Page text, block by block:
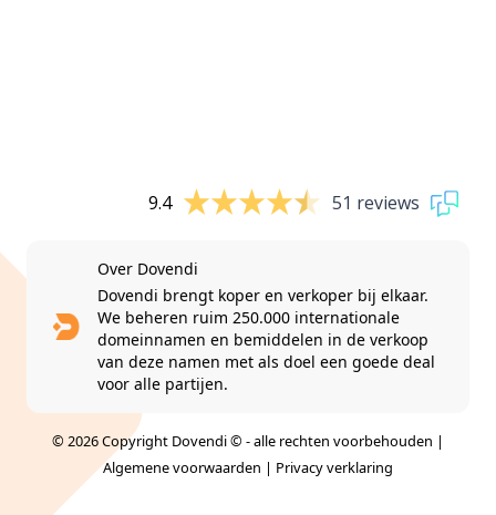
9.4 51 reviews
Over Dovendi
Dovendi brengt koper en verkoper bij elkaar.
We beheren ruim 250.000 internationale
domeinnamen en bemiddelen in de verkoop
van deze namen met als doel een goede deal
voor alle partijen.
© 2026 Copyright Dovendi © - alle rechten voorbehouden |
Algemene voorwaarden | Privacy verklaring